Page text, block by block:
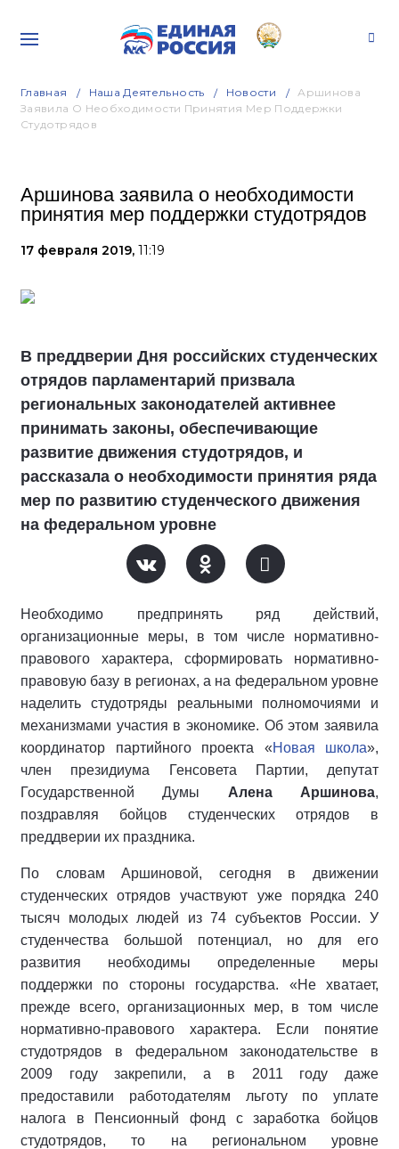
Главная Наша Деятельность Новости
Аршинова
Заявила О Необходимости Принятия Мер Поддержки
Студотрядов
Аршинова заявила о необходимости
принятия мер поддержки студотрядов
17 февраля 2019, 11:19
В преддверии Дня российских студенческих
отрядов парламентарий призвала
региональных законодателей активнее
принимать законы, обеспечивающие
развитие движения студотрядов, и
рассказала о необходимости принятия ряда
мер по развитию студенческого движения
на федеральном уровне
Необходимо предпринять ряд действий,
организационные меры, в том числе нормативно-
правового характера, сформировать нормативно-
правовую базу в регионах, а на федеральном уровне
наделить студотряды реальными полномочиями и
механизмами участия в экономике. Об этом заявила
координатор партийного проекта «Новая школа»,
член президиума Генсовета Партии, депутат
Государственной Думы Алена Аршинова,
поздравляя бойцов студенческих отрядов в
преддверии их праздника.
По словам Аршиновой, сегодня в движении
студенческих отрядов участвуют уже порядка 240
тысяч молодых людей из 74 субъектов России. У
студенчества большой потенциал, но для его
развития необходимы определенные меры
поддержки по стороны государства. «Не хватает,
прежде всего, организационных мер, в том числе
нормативно-правового характера. Если понятие
студотрядов в федеральном законодательстве в
2009 году закрепили, а в 2011 году даже
предоставили работодателям льготу по уплате
налога в Пенсионный фонд с заработка бойцов
студотрядов, то на региональном уровне